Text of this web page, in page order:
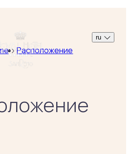
ru
Расположение